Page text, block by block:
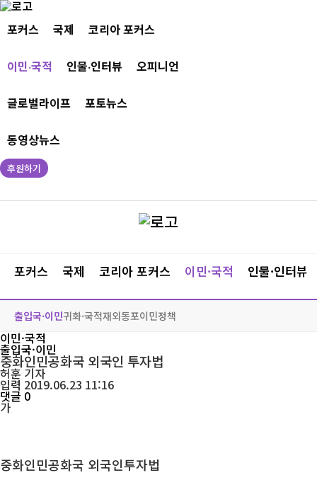
포커스 국제 코리아 포커스
이민·국적 인물·인터뷰 오피니언
글로벌라이프 포토뉴스
동영상뉴스
후원하기
포커스 국제 코리아 포커스 이민·국적 인물·인터뷰
출입국·이민귀화·국적재외동포이민정책
이민·국적
출입국·이민
중화인민공화국 외국인 투자법
허훈기자
입력 2019.06.23 11:16
댓글 0
가
중화인민공화국 외국인투자법